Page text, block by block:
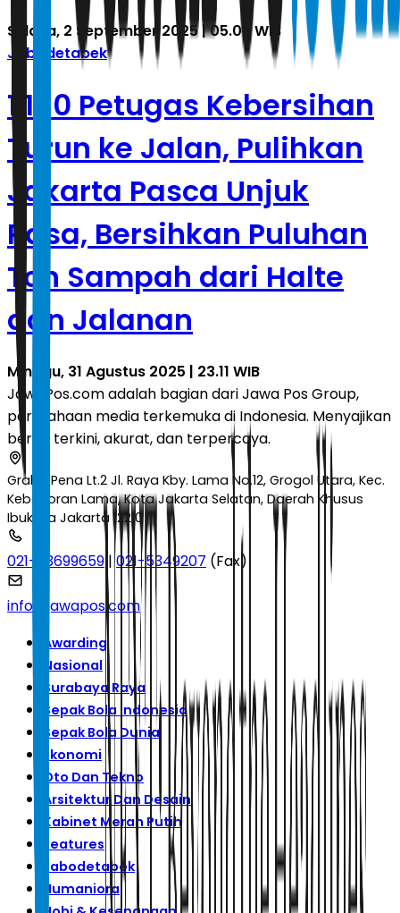
Selasa, 2 September 2025 | 05.03 WIB
Jabodetabek
1.150 Petugas Kebersihan
Turun ke Jalan, Pulihkan
Jakarta Pasca Unjuk
Rasa, Bersihkan Puluhan
Ton Sampah dari Halte
dan Jalanan
Minggu, 31 Agustus 2025 | 23.11 WIB
JawaPos.com adalah bagian dari Jawa Pos Group,
perusahaan media terkemuka di Indonesia. Menyajikan
berita terkini, akurat, dan terpercaya.
Graha Pena Lt.2 Jl. Raya Kby. Lama No.12, Grogol Utara, Kec.
Kebayoran Lama, Kota Jakarta Selatan, Daerah Khusus
Ibukota Jakarta 12210
021-53699659 |021-5349207 (Fax)
info@jawapos.com
Awarding
Nasional
Surabaya Raya
Sepak Bola Indonesia
Sepak Bola Dunia
Ekonomi
Oto Dan Tekno
Arsitektur Dan Desain
Kabinet Merah Putih
Features
Jabodetabek
Humaniora